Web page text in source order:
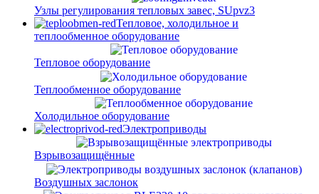
Узлы регулирования тепловых завес, SUpvz3
Тепловое, холодильное и
теплообменное оборудование
Тепловое оборудование
Теплообменное оборудование
Холодильное оборудование
Электроприводы
Взрывозащищённые
Воздушных заслонок